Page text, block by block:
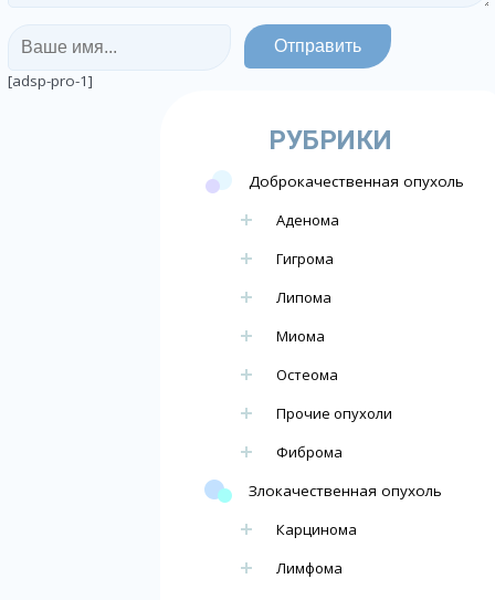
[adsp-pro-1]
РУБРИКИ
Доброкачественная опухоль
Аденома
Гигрома
Липома
Миома
Остеома
Прочие опухоли
Фиброма
Злокачественная опухоль
Карцинома
Лимфома